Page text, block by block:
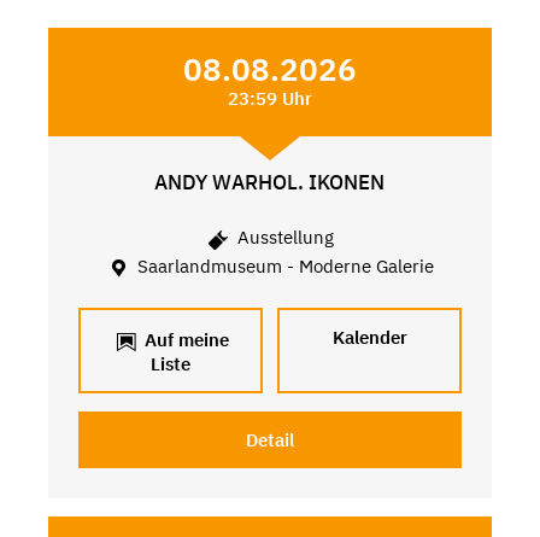
08.08.2026
23:59 Uhr
ANDY WARHOL. IKONEN
Ausstellung
Saarlandmuseum - Moderne Galerie
Auf meine
Liste
Kalender
Detail